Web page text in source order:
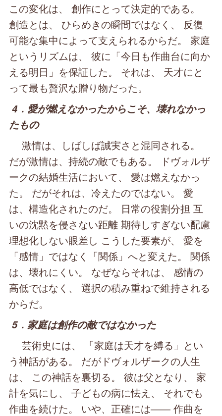
この変化は、 創作にとって決定的である。
創造とは、 ひらめきの瞬間ではなく、 反復
可能な集中によって支えられるからだ。 家庭
というリズムは、 彼に「今日も作曲台に向か
える明日」を保証した。 それは、 天才にと
って最も贅沢な贈り物だった。
4．愛が燃えなかったからこそ、壊れなかっ
たもの
激情は、しばしば誠実さと混同される。
だが激情は、持続の敵でもある。 ドヴォルザ
ークの結婚生活において、 愛は燃えなかっ
た。 だがそれは、冷えたのではない。 愛
は、構造化されたのだ。 日常の役割分担 互
いの沈黙を侵さない距離 期待しすぎない配慮
理想化しない眼差し こうした要素が、 愛を
「感情」ではなく「関係」へと変えた。 関係
は、壊れにくい。 なぜならそれは、 感情の
高低ではなく、 選択の積み重ねで維持される
からだ。
5．家庭は創作の敵ではなかった
芸術史には、 「家庭は天才を縛る」とい
う神話がある。 だがドヴォルザークの人生
は、 この神話を裏切る。 彼は父となり、 家
計を気にし、 子どもの病に怯え、 それでも
作曲を続けた。 いや、正確には―― 作曲を